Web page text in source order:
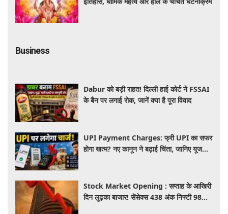
Business
Dabur को बड़ी राहत! दिल्ली हाई कोर्ट ने FSSAI
के बैन पर लगाई रोक, जानें क्या है पूरा विवाद
UPI Payment Charges: फ्री UPI का सफर
होगा खत्म? नए कानून ने बढ़ाई चिंता, जानिए यूजर्स
Stock Market Opening : सप्ताह के आखिरी
दिन लुढ़का बाजार! सेंसेक्स 438 अंक निफ्टी 98